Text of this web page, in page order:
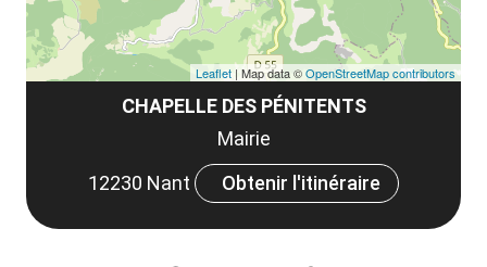
CHAPELLE DES PÉNITENTS
Mairie
12230 Nant
Obtenir l'itinéraire
Leaflet | Map data ©OpenStreetMap contributors